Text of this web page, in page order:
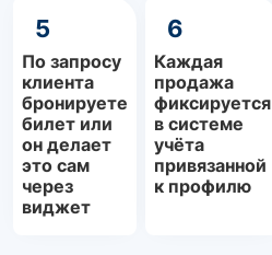
5
По запросу
клиента
бронируете
билет или
он делает
это сам
через
виджет
6
Каждая
продажа
фиксируется
в системе
учёта
привязанной
к профилю